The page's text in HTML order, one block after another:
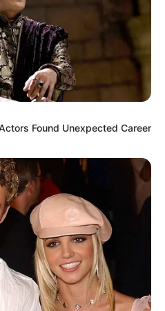
Found Unexpected Career